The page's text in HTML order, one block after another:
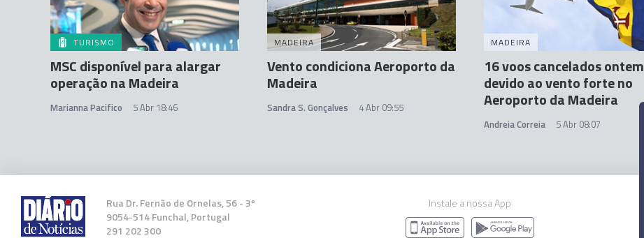
TURISMO
MSC disponível para alargar
operação na Madeira
Marianna Pacifico 5 Abr 18:46
MADEIRA
Vento condiciona Aeroporto da
Madeira
Sandra S. Gonçalves 4 Abr 09:55
MADEIRA
16 voos cancelados ontem
devido ao vento forte no
Aeroporto da Madeira
Andreia Correia 5 Abr 08:07
Rua Dr. Fernão de Ornelas, 56 - 3º
9054-514 Funchal, Portugal
291 202 300
Instale a nossa App